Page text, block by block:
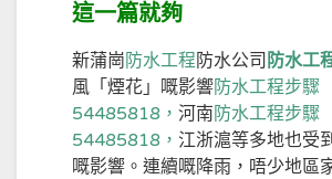
這一篇就夠
新蒲崗 防水工程防水公司 防水工
風「煙花」嘅影響防水工程步驟
54485818， 河南 防水工程步驟
54485818， 江浙滬等多地也受
嘅影響。連續嘅降雨，唔少地區